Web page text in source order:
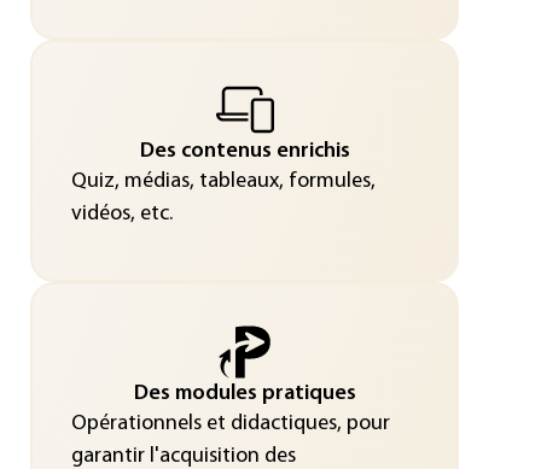
Des contenus enrichis
Quiz, médias, tableaux, formules,
vidéos, etc.
Des modules pratiques
Opérationnels et didactiques, pour
garantir l'acquisition des